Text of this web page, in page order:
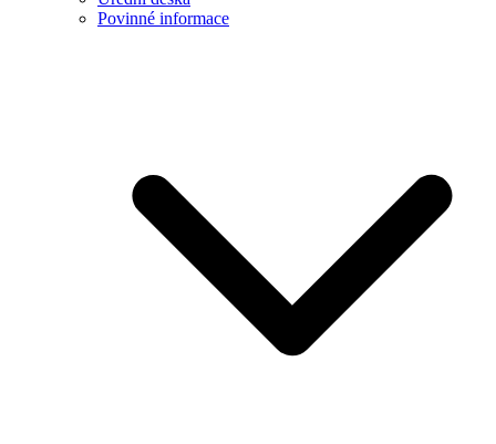
Povinné informace